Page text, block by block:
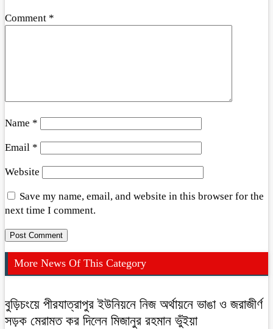
Comment *
Name *
Email *
Website
Save my name, email, and website in this browser for the
next time I comment.
More News Of This Category
বুড়িচংয়ে পীরযাত্রাপুর ইউনিয়নে নিজ অর্থায়নে ভাঙা ও জরাজীর্ণ
সড়ক মেরামত কর দিলেন মিজানুর রহমান ভুঁইয়া